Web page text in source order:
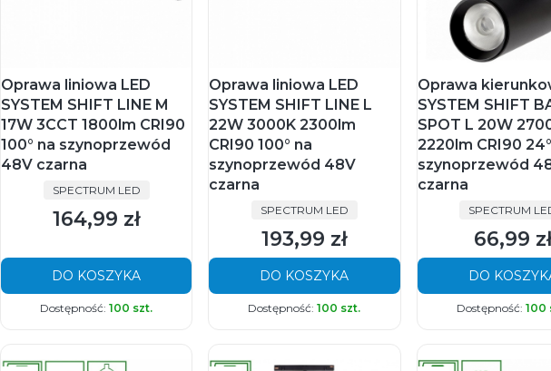
Oprawa liniowa LED
SYSTEM SHIFT LINE M
17W 3CCT 1800lm CRI90
100° na szynoprzewód
48V czarna
PRODUCENT
SPECTRUM LED
Cena
164,99 zł
DO KOSZYKA
Dostępność:100 szt.
Oprawa liniowa LED
SYSTEM SHIFT LINE L
22W 3000K 2300lm
CRI90 100° na
szynoprzewód 48V
czarna
PRODUCENT
SPECTRUM LED
Cena
193,99 zł
DO KOSZYKA
Dostępność:100 szt.
Oprawa
SYSTEM SHIFT
SPOT L 20W
2220lm CRI90
szynoprzewód
czarna
PRODUCENT
SPECTRUM
Cena
66,99 zł
DO
Dostępność: 100